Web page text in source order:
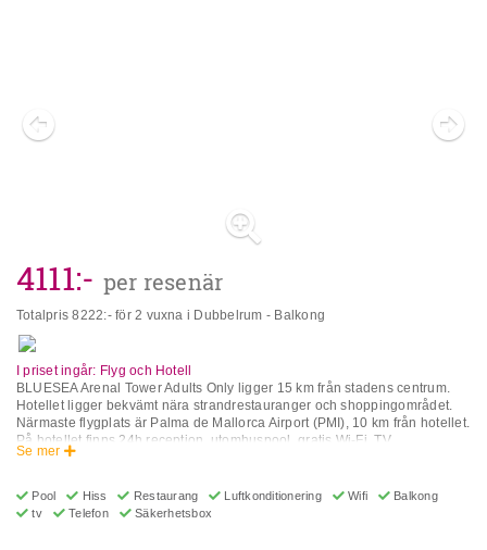
4111:- per resenär
Totalpris8222:- för 2 vuxna i Dubbelrum - Balkong
I priset ingår: Flyg och Hotell
BLUESEA Arenal Tower Adults Only ligger 15 km från stadens centrum.
Hotellet ligger bekvämt nära strandrestauranger och shoppingområdet.
Närmaste flygplats är Palma de Mallorca Airport (PMI), 10 km från hotellet.
På hotellet finns 24h reception, utomhuspool, gratis Wi-Fi, TV,
tvättmöjligheter (extra avgift), bagagerum, flerspråkig personal,
luftkonditionering, safe (extra avgift), hårtork, skrivbord, TV, telefon och
balkong. ** Var vänlig observera att vissa av ovanstående faciliteter kan
Se mer
Pool Hiss Restaurang Luftkonditionering Wifi
Balkong
tv
Telefon Säkerhetsbox